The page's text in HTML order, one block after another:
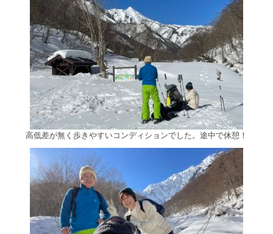
高低差が無く歩きやすいコンディションでした。途中で休憩！